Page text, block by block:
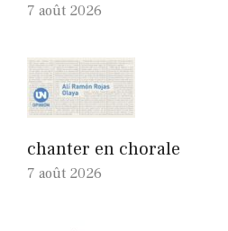
7 août 2026
chanter en chorale
7 août 2026